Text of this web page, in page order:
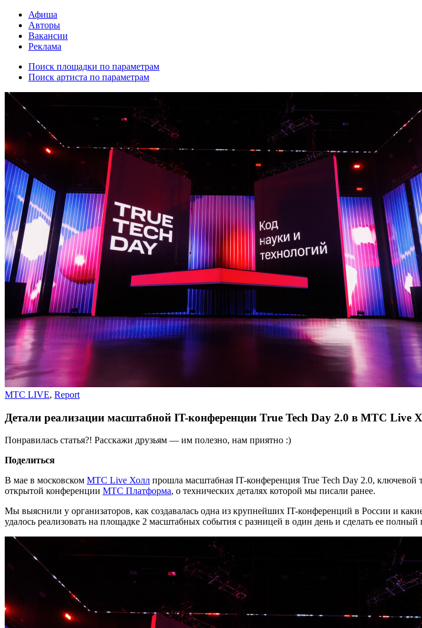
Афиша
Авторы
Вакансии
Реклама
Поиск площадки по параметрам
Поиск артиста по параметрам
MTC LIVE, Report
Детали реализации масштабной IT-конференции True Tech Day 2.0 в МТС Live
Понравилась статья?! Расскажи друзьям — им полезно, нам приятно :)
Поделиться
В мае в московском МТС Live Холл прошла масштабная IT-конференция True Tech Day 2.0, ключевой
открытой конференции МТС Платформа, о технических деталях которой мы писали ранее.
Мы выяснили у организаторов, как создавалась одна из крупнейших IT-конференций в России и
удалось реализовать на площадке 2 масштабных события с разницей в один день и сделать ее полный